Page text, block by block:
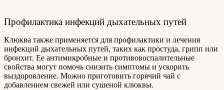
Профилактика инфекций дыхательных путей
Клюква также применяется для профилактики и лечения
инфекций дыхательных путей, таких как простуда, грипп или
бронхит. Ее антимикробные и противовоспалительные
свойства могут помочь снизить симптомы и ускорить
выздоровление. Можно приготовить горячий чай с
добавлением свежей или сушеной клюквы.